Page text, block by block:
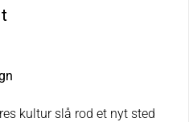
kultur slå rod et nyt sted